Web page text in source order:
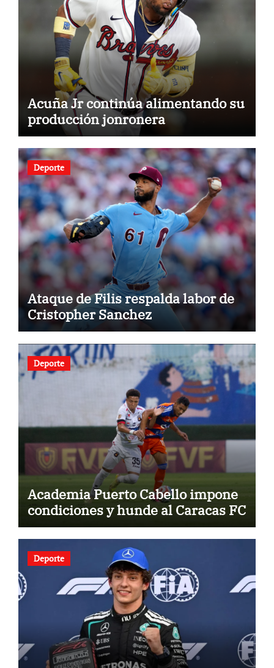
Acuña Jr continúa alimentando su
producción jonronera
Deporte
Ataque de Filis respalda labor de
Cristopher Sanchez
Deporte
Academia Puerto Cabello impone
condiciones y hunde al Caracas FC
Deporte